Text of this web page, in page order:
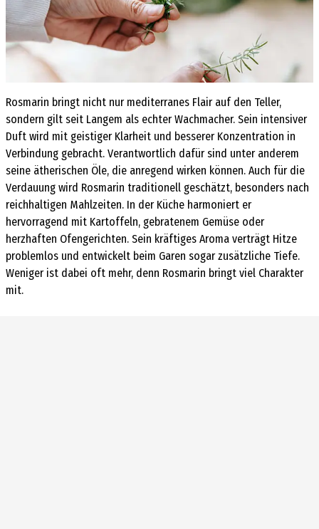
Rosmarin bringt nicht nur mediterranes Flair auf den Teller,
sondern gilt seit Langem als echter Wachmacher. Sein intensiver
Duft wird mit geistiger Klarheit und besserer Konzentration in
Verbindung gebracht. Verantwortlich dafür sind unter anderem
seine ätherischen Öle, die anregend wirken können. Auch für die
Verdauung wird Rosmarin traditionell geschätzt, besonders nach
reichhaltigen Mahlzeiten. In der Küche harmoniert er
hervorragend mit Kartoffeln, gebratenem Gemüse oder
herzhaften Ofengerichten. Sein kräftiges Aroma verträgt Hitze
problemlos und entwickelt beim Garen sogar zusätzliche Tiefe.
Weniger ist dabei oft mehr, denn Rosmarin bringt viel Charakter
mit.